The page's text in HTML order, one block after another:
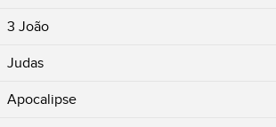
3 João
Judas
Apocalipse